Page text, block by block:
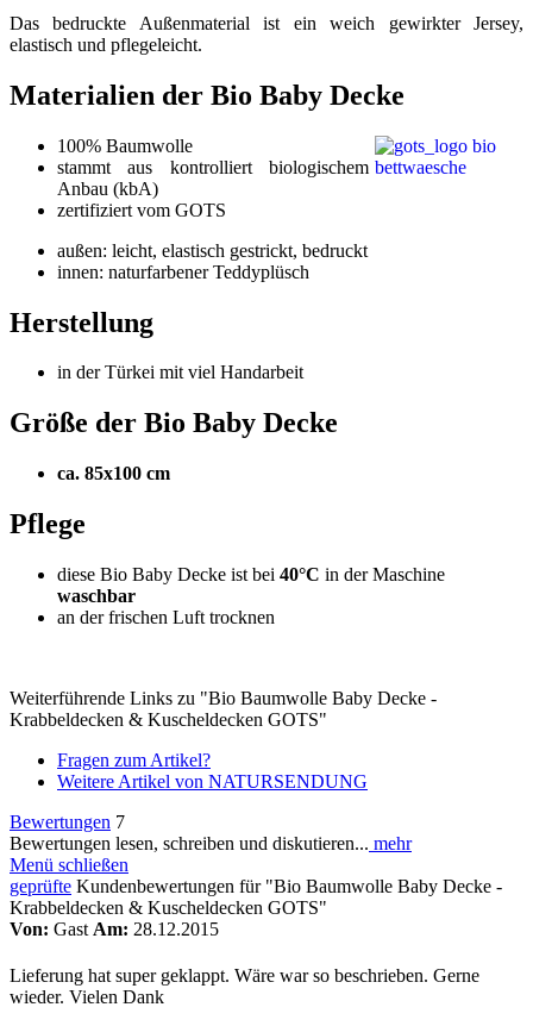
Das bedruckte Außenmaterial ist ein weich gewirkter Jersey,
elastisch und pflegeleicht.
Materialien der Bio Baby Decke
100% Baumwolle
stammt aus kontrolliert biologischem
Anbau (kbA)
zertifiziert vom GOTS
außen: leicht, elastisch gestrickt, bedruckt
innen: naturfarbener Teddyplüsch
Herstellung
in der Türkei mit viel Handarbeit
Größe der Bio Baby Decke
ca. 85x100 cm
Pflege
diese Bio Baby Decke ist bei 40°C in der Maschine
waschbar
an der frischen Luft trocknen
Weiterführende Links zu "Bio Baumwolle Baby Decke -
Krabbeldecken & Kuscheldecken GOTS"
Fragen zum Artikel?
Weitere Artikel von NATURSENDUNG
Bewertungen 7
Bewertungen lesen, schreiben und diskutieren... mehr
Menü schließen
geprüfte Kundenbewertungen für "Bio Baumwolle Baby Decke -
Krabbeldecken & Kuscheldecken GOTS"
Von: Gast Am: 28.12.2015
Lieferung hat super geklappt. Wäre war so beschrieben. Gerne
wieder. Vielen Dank